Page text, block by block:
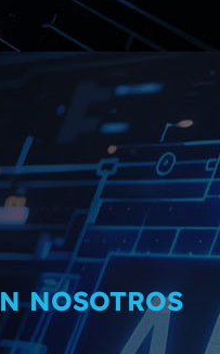
NOSOTROS